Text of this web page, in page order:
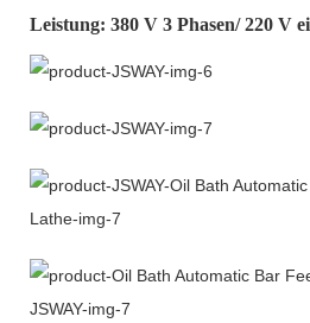
Leistung: 380 V 3 Phasen/ 220 V